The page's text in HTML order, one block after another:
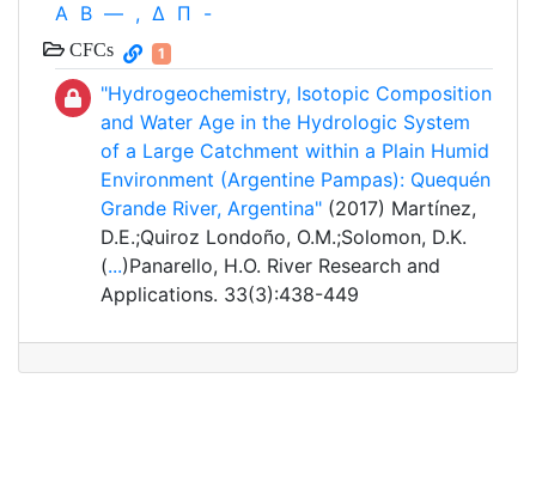
Α Β — , Δ Π -
CFCs 1
"Hydrogeochemistry, Isotopic Composition
and Water Age in the Hydrologic System
of a Large Catchment within a Plain Humid
Environment (Argentine Pampas): Quequén
Grande River, Argentina" (2017) Martínez,
D.E.;Quiroz Londoño, O.M.;Solomon, D.K.
(...)Panarello, H.O. River Research and
Applications. 33(3):438-449